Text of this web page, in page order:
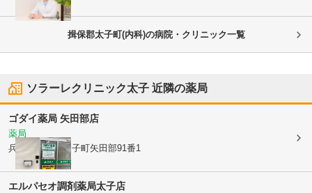
揖保郡太子町(内科)の病院・クリニック一覧
ソラーレクリニック太子 近隣の薬局
ゴダイ薬局 矢田部店
薬局
兵庫県揖保郡太子町矢田部91番1
エルパセオ調剤薬局太子店